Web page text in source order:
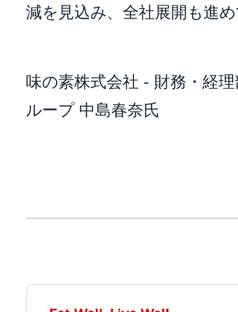
減を見込み、全社展開も進め
味の素株式会社 - 財務・経
ループ 中島春奈氏